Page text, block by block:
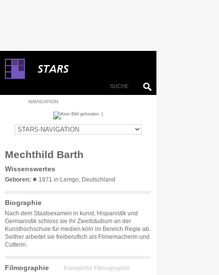
NAVIGATION
Mechthild Barth
Wissenswertes
Geboren: ✹ 1971 in Lemgo, Deutschland
Biographie
Nach dem Staatsexamen in kunst, Hispanistik und
Germanistik schloss sie ihr Zweitstudium an der
Kunsthochschule für medien köln im Bereich Regie ab.
Seither arbeitet sie freiberuflich als Filmemacherin und
Cutterin.
Filmographie Komplette Filmographie